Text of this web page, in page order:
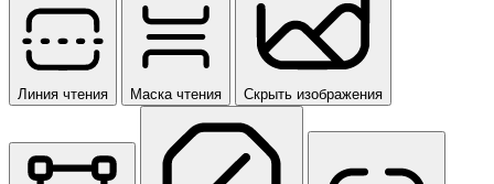
Линия чтения Маска чтения Скрыть изображения